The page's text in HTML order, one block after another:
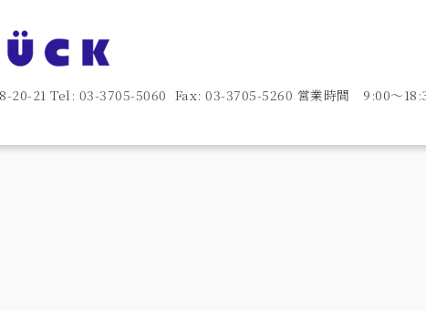
20-21 Tel: 03-3705-5060 Fax: 03-3705-5260 営業時間 9:00〜